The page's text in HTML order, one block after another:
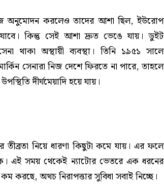
অনুমোদন করলেও তাদের আশা ছিল, ইউরোপ
যাবে। কিন্তু সেই আশা দ্রুত ভেঙে যায়। ডুইট
থাকা অস্থায়ী ব্যবস্থা। তিনি ১৯৫১ সালে
সেনারা নিজ দেশে ফিরতে না পারে, তাহলে
দীর্ঘমেয়াদি হয়ে যায়।
নিয়ে ধারণা কিছুটা কমে যায়। এর ফলে
এই সময় থেকেই ন্যাটোর ভেতরে এক ধরনের
করছে, অথচ নিরাপত্তার সুবিধা সবাই নিচ্ছে।